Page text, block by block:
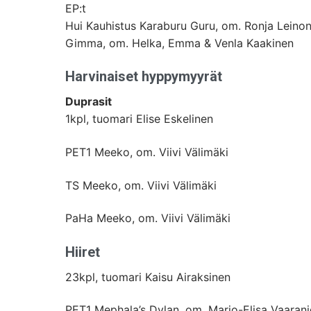
EP:t
Hui Kauhistus Karaburu Guru, om. Ronja
Gimma, om. Helka, Emma & Venla Kaakinen
Harvinaiset hyppymyyrät
Duprasit
1kpl, tuomari Elise Eskelinen
PET1 Meeko, om. Viivi Välimäki
TS Meeko, om. Viivi Välimäki
PaHa Meeko, om. Viivi Välimäki
Hiiret
23kpl, tuomari Kaisu Airaksinen